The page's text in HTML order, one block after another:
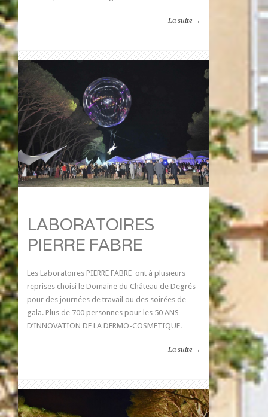
La suite →
LABORATOIRES
PIERRE FABRE
Les Laboratoires PIERRE FABRE ont à plusieurs
reprises choisi le Domaine du Château de Degrés
pour des journées de travail ou des soirées de
gala. Plus de 700 personnes pour les 50 ANS
D’INNOVATION DE LA DERMO-COSMETIQUE.
La suite →